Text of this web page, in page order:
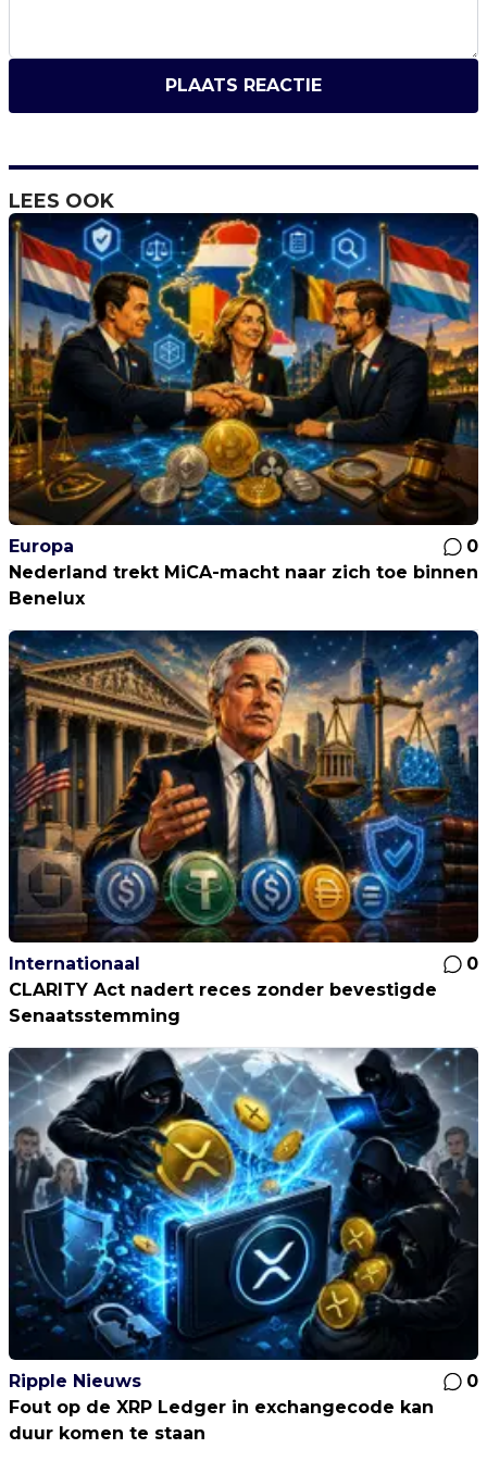
PLAATS REACTIE
LEES OOK
Europa
0
Nederland trekt MiCA-macht naar zich toe binnen
Benelux
Internationaal
0
CLARITY Act nadert reces zonder bevestigde
Senaatsstemming
Ripple Nieuws
0
Fout op de XRP Ledger in exchangecode kan
duur komen te staan